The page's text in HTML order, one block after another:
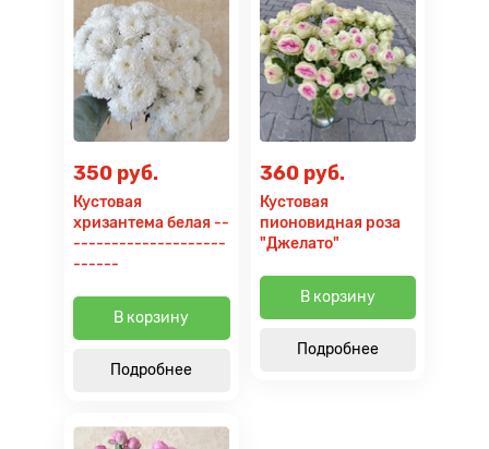
350 руб.
Кустовая
хризантема белая --
--------------------
------
В корзину
Подробнее
360 руб.
Кустовая
пионовидная роза
"Джелато"
В корзину
Подробнее